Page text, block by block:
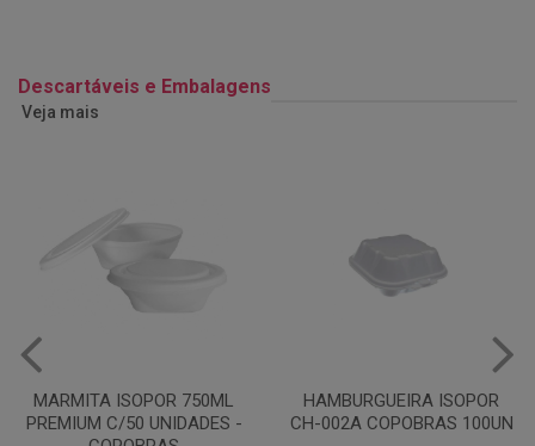
Descartáveis e Embalagens
Veja mais
HAMBURGUEIRA ISOPOR
CH-002A COPOBRAS 100UN
CAIXA PARDA PIZZA N30
OITAVADA BALUARTE C/10